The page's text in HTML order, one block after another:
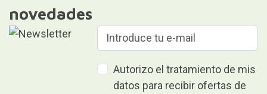
novedades
Autorizo el tratamiento de mis
datos para recibir ofertas de